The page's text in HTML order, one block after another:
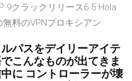
9クラックリリース6.5 Hola
料のVPNプロキシアン.
パスをデイリーアイテ
こんなものが出てきま
に コントローラーが壊